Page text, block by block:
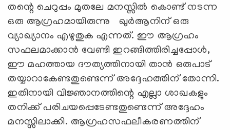
തന്റെ ചെറുപ്പം മുതലേ മനസ്സിൽ കൊണ്ട് നടന്ന
ഒരു ആഗ്രഹമായിരുന്നു ഖുർആനിന് ഒരു
വ്യാഖ്യാനം എഴുതുക എന്നത്. ഈ ആഗ്രഹം
സഫലമാക്കാൻ വേണ്ടി ഇറങ്ങിത്തിരിച്ചപ്പോൾ,
ഈ മഹത്തായ ദൗത്യത്തിനായി താൻ ഒരുപാട്
തയ്യാറാകേണ്ടതുണ്ടെന്ന് അദ്ദേഹത്തിന് തോന്നി.
ഇതിനായി വിജ്ഞാനത്തിന്റെ എല്ലാ ശാഖകളും
തനിക്ക് പരിചയപ്പെടേണ്ടതുണ്ടെന്ന് അദ്ദേഹം
മനസ്സിലാക്കി. ആഗ്രഹസഫലീകരണത്തിന്